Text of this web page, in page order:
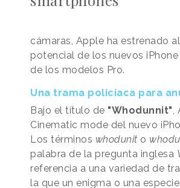
cámaras, Apple ha estrenado
potencial de los nuevos
de los modelos Pro.
Una trama policíaca para
Bajo el título de "Whodunnit"
Cinematic mode del nuevo
Los términos whodunit o
palabra de la pregunta inglesa
referencia a una variedad de
la que un enigma o una